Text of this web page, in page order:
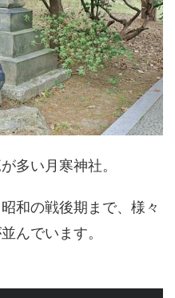
多い月寒神社。
和の戦後期まで、様々
んでいます。